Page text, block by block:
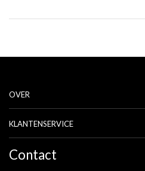
OVER
KLANTENSERVICE
Contact